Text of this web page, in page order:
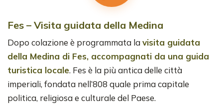
Fes – Visita guidata della Medina
Dopo colazione è programmata lavisita guidata
della Medina di Fes, accompagnati da una guida
turistica locale. Fes è la più antica delle città
imperiali, fondata nell’808 quale prima capitale
politica, religiosa e culturale del Paese.